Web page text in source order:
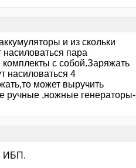
и из скольки
насиловаться пара
комплекты с собой.Заряжать
насиловаться 4
может выручить
ручные ,ножные генераторы-
ИБП.